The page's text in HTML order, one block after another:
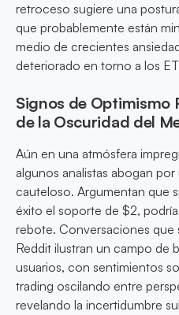
retroceso sugiere una
que probablemente están
medio de crecientes
deteriorado en torno a los
Signos de Optimismo
de la Oscuridad del
Aún en una atmósfera
algunos analistas abogan
cauteloso. Argumentan que
éxito el soporte de $2,
rebote. Conversaciones que
Reddit ilustran un campo de
usuarios, con sentimientos
trading oscilando entre
revelando la incertidumbre